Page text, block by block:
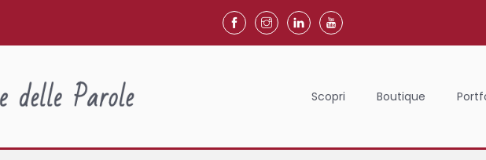
Scopri Boutique